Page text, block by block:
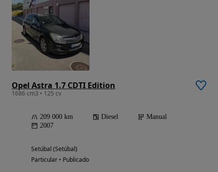
Opel Astra 1.7 CDTI Edition
1686 cm3 • 125 cv
209 000 km Diesel
Manual
2007
Setúbal (Setúbal)
Particular • Publicado